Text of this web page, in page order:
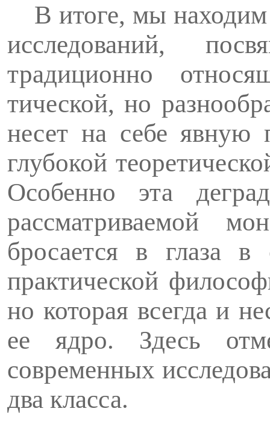
В итоге, мы находим
исследований,
традиционно
тической, но
несет на себе явную
глубокой
Особенно эта
рассматриваемой
бросается в глаза
практической
но которая всегда и
ее ядро. Здесь
современных
два класса.